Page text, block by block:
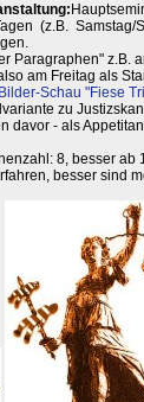
(z.B. Samstag/
Paragraphen" z.B.
am Freitag als
Schau "Fiese
zu
davor - als
8, besser ab
besser sind